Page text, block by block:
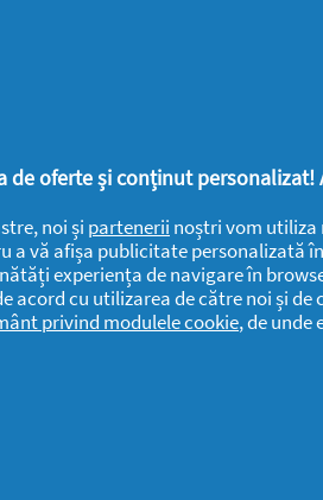
de oferte și conținut
noi și partenerii noștri vom utiliza
a vă afișa publicitate personalizată
experiența de navigare în
acord cu utilizarea de către noi și
privind modulele cookie, de unde